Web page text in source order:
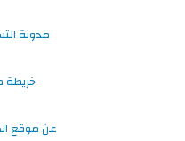
مدونة
خريطة
عن موقع